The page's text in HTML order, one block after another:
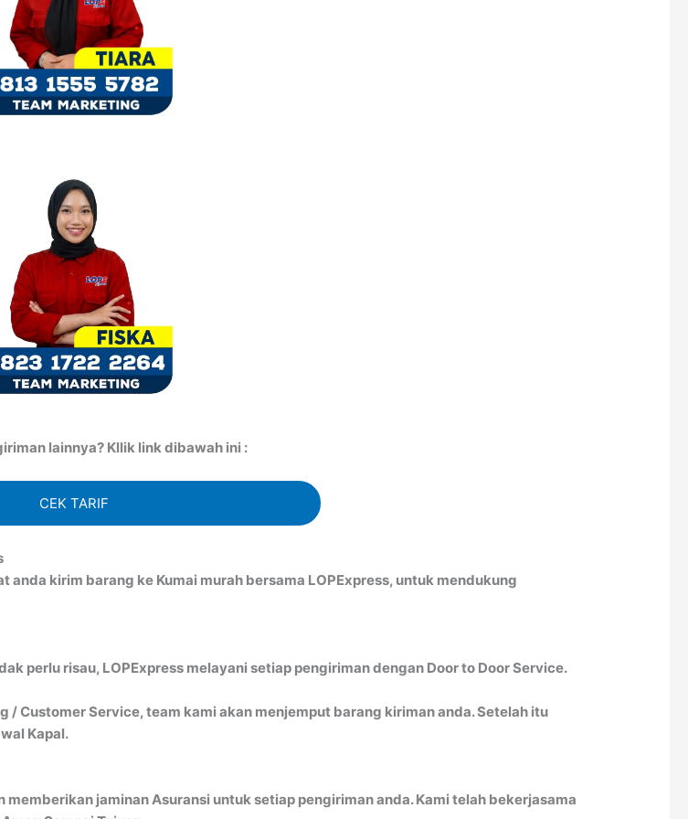
lainnya? Kllik link dibawah ini :
CEK TARIF
kirim barang ke Kumai murah bersama LOPExpress, untuk mendukung
perlu risau, LOPExpress melayani setiap pengiriman dengan Door to Door Service.
Customer Service, team kami akan menjemput barang kiriman anda. Setelah itu
Kapal.
jaminan Asuransi untuk setiap pengiriman anda. Kami telah bekerjasama